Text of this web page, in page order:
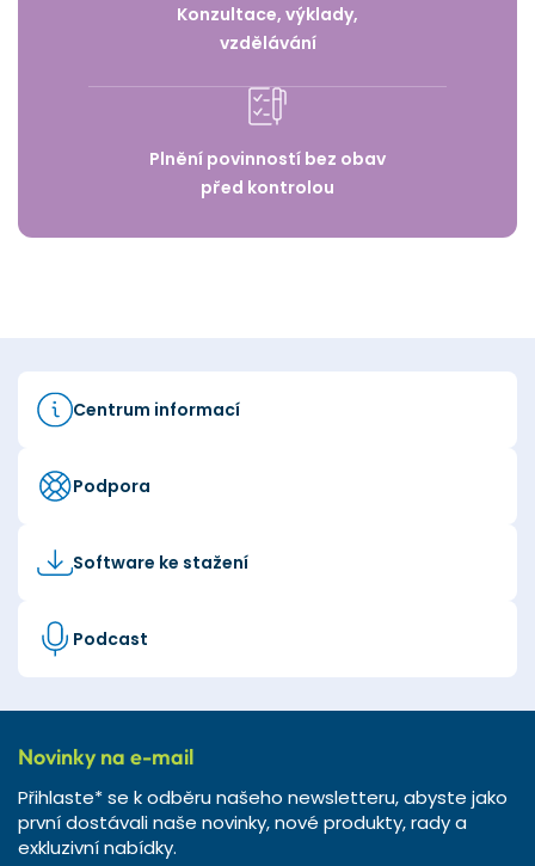
Konzultace, výklady,
vzdělávání
Plnění povinností bez obav
před kontrolou
Centrum informací
Podpora
Software ke stažení
Podcast
Novinky na e-mail
Přihlaste* se k odběru našeho newsletteru, abyste jako
první dostávali naše novinky, nové produkty, rady a
exkluzivní nabídky.